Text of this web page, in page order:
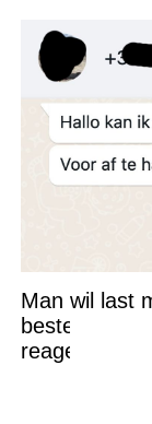
Man wil last
bestellen bij
reageert